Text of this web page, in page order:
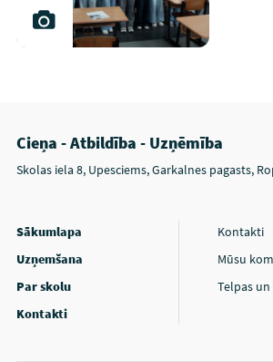
Cieņa - Atbildība - Uzņēmība
Skolas iela 8, Upesciems, Garkalnes pagasts,
Sākumlapa
Uzņemšana
Par skolu
Kontakti
Kontakti
Mūsu
Telpas